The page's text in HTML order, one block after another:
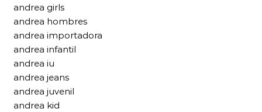
andrea girls
andrea hombres
andrea importadora
andrea infantil
andrea iu
andrea jeans
andrea juvenil
andrea kid